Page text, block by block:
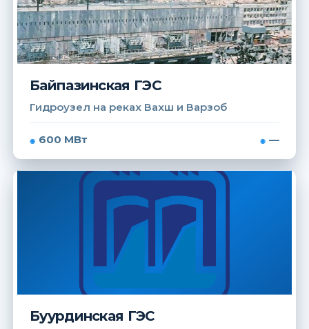
Байпазинская ГЭС
Гидроузел на реках Вахш и Варзоб
600 МВт —
Буурдинская ГЭС